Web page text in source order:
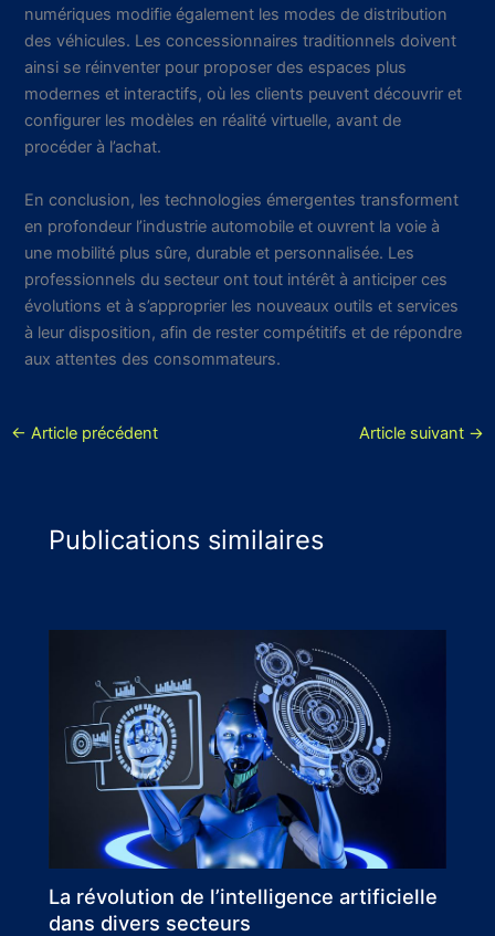
numériques modifie également les modes de distribution
des véhicules. Les concessionnaires traditionnels doivent
ainsi se réinventer pour proposer des espaces plus
modernes et interactifs, où les clients peuvent découvrir et
configurer les modèles en réalité virtuelle, avant de
procéder à l’achat.
En conclusion, les technologies émergentes transforment
en profondeur l’industrie automobile et ouvrent la voie à
une mobilité plus sûre, durable et personnalisée. Les
professionnels du secteur ont tout intérêt à anticiper ces
évolutions et à s’approprier les nouveaux outils et services
à leur disposition, afin de rester compétitifs et de répondre
aux attentes des consommateurs.
← Article précédent Article suivant →
Publications similaires
La révolution de l’intelligence artificielle
dans divers secteurs